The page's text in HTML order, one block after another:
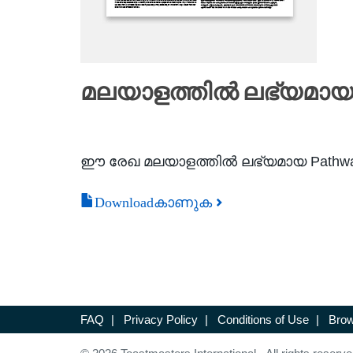
മലയാളത്തിൽ ലഭ്യമായ
ഈ രേഖ മലയാളത്തിൽ ലഭ്യമായ
Downloadകാണുക
FAQ | Privacy Policy | Conditions of Use |